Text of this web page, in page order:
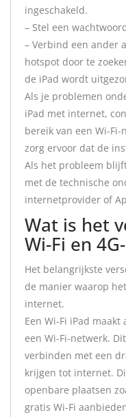
ingeschakeld.
– Stel een
– Verbind een ander
hotspot door te
de iPad wordt
Als je problemen
iPad met internet,
bereik van een Wi-
zorg ervoor dat de
Als het probleem
met de technische
internetprovider of
Wat is het
Wi-Fi en
Het belangrijkste
de manier waarop
internet.
Een Wi-Fi iPad
een Wi-Fi-netwerk.
verbinden met een
krijgen tot internet.
openbare plaatsen
gratis Wi-Fi